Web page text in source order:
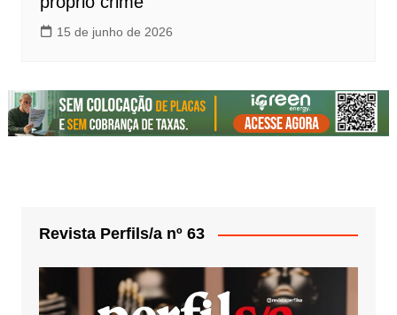
15 de junho de 2026
Revista Perfils/a nº 63